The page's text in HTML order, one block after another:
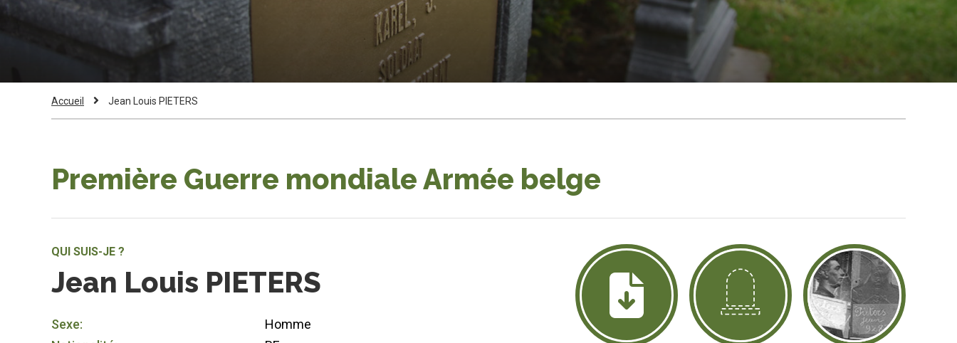
Fil
Accueil
Current
Jean Louis PIETERS
Première Guerre mondiale Armée belge
QUI SUIS-JE ?
Jean Louis PIETERS
Sexe:
Homme